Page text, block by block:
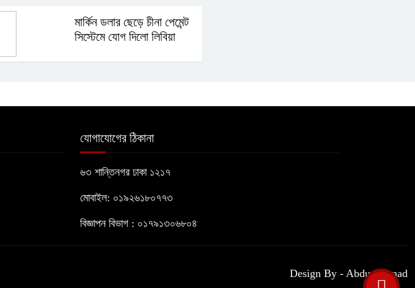
মার্কিন ডলার ছেড়ে চীনা পেমেন্ট
সিস্টেমে যোগ দিলো লিবিয়া
যোগাযোগের ঠিকানা
৬৩ শান্তিনগর ঢাকা ১২১৭
মোবাইল: ০১৯২৬১৮০৭৭৩
বিজ্ঞাপন বিভাগ : ০১৭৯১৩০৬৮০৪
Design By - Abdus Samad